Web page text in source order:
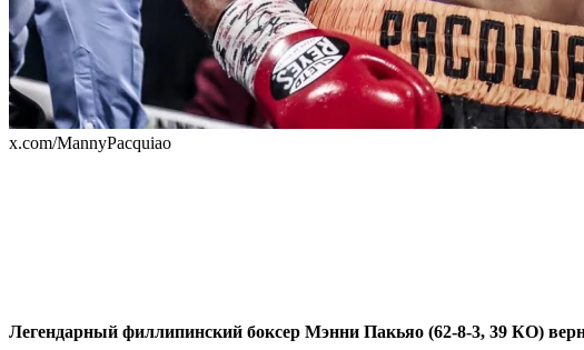
x.com/MannyPacquiao
Легендарный филлипинский боксер Мэнни Пакьяо (62-8-3, 39 КО)